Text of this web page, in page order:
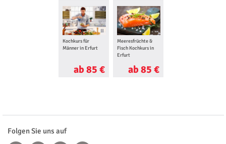
Kochkurs für
Männer in Erfurt
ab 85 €
Meeresfrüchte &
Fisch Kochkurs in
Erfurt
ab 85 €
Folgen Sie uns auf